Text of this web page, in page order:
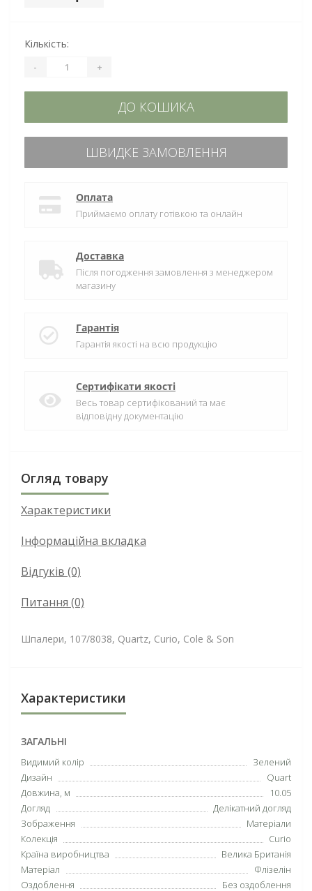
Кількість:
- +
ДО КОШИКА
ШВИДКЕ ЗАМОВЛЕННЯ
Оплата
Приймаємо оплату готівкою та онлайн
Доставка
Після погодження замовлення з менеджером
магазину
Гарантія
Гарантія якості на всю продукцію
Сертифікати якості
Весь товар сертифікований та має
відповідну документацію
Огляд товару
Характеристики
Інформаційна вкладка
Відгуків (0)
Питання (0)
Шпалери, 107/8038, Quartz, Curio, Cole & Son
Характеристики
ЗАГАЛЬНІ
Видимий колір
Зелений
Дизайн
Quart
Довжина, м
10.05
Догляд
Делікатний догляд
Зображення
Матеріали
Колекція
Curio
Країна виробництва
Велика Британія
Матеріал
Флізелін
Оздоблення
Без оздоблення